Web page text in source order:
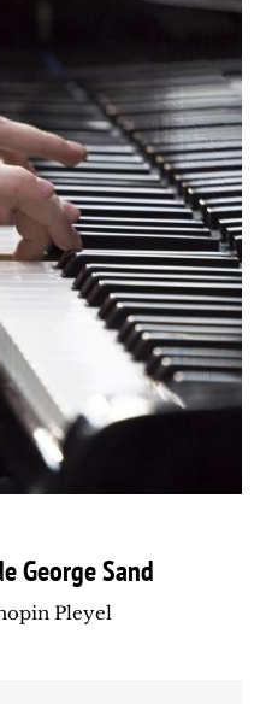
George Sand
Pleyel